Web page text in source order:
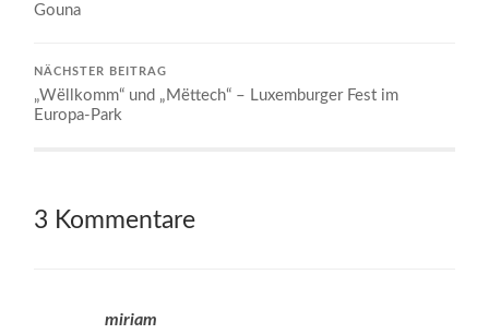
Gouna
NÄCHSTER BEITRAG
„Wёllkomm“ und „Mёttech“ – Luxemburger Fest im
Europa-Park
3 Kommentare
miriam